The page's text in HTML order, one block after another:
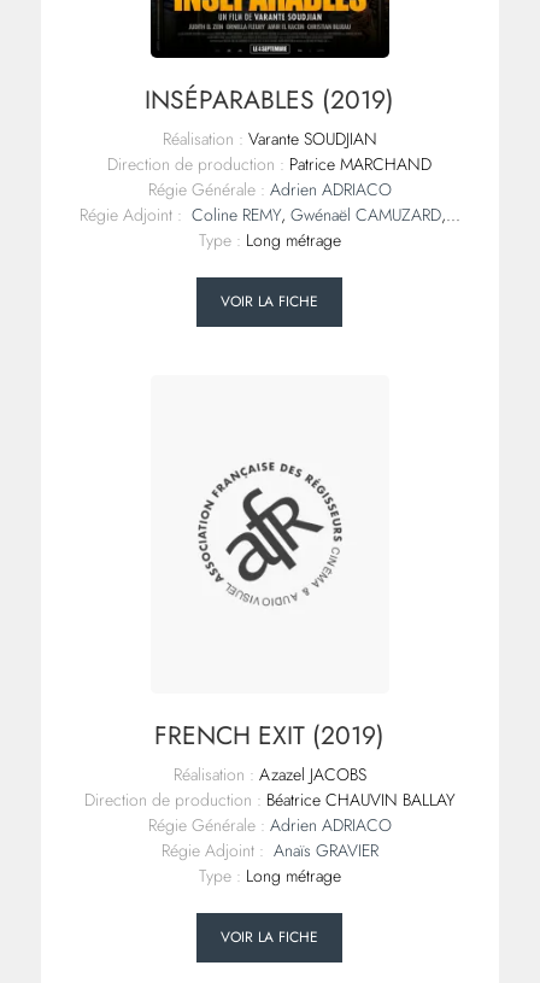
INSÉPARABLES (2019)
Réalisation : Varante SOUDJIAN
Direction de production : Patrice MARCHAND
Régie Générale : Adrien ADRIACO
Régie Adjoint : Coline REMY, Gwénaël CAMUZARD,...
Type : Long métrage
VOIR LA FICHE
FRENCH EXIT (2019)
Réalisation : Azazel JACOBS
Direction de production : Béatrice CHAUVIN BALLAY
Régie Générale : Adrien ADRIACO
Régie Adjoint : Anaïs GRAVIER
Type : Long métrage
VOIR LA FICHE